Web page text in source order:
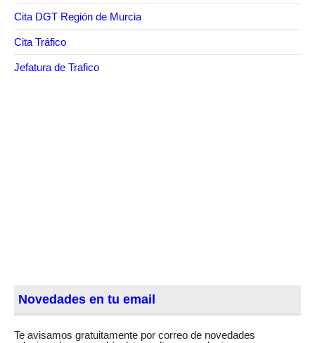
Cita DGT Región de Murcia
Cita Tráfico
Jefatura de Trafico
Novedades en tu email
Te avisamos gratuitamente por correo de novedades